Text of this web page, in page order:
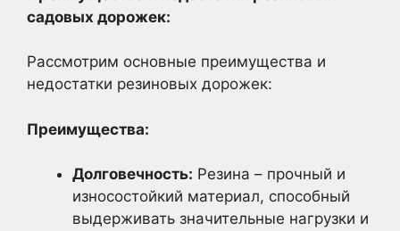
садовых дорожек:
Рассмотрим основные преимущества и
недостатки резиновых дорожек:
Преимущества:
Долговечность: Резина – прочный и
износостойкий материал, способный
выдерживать значительные нагрузки и